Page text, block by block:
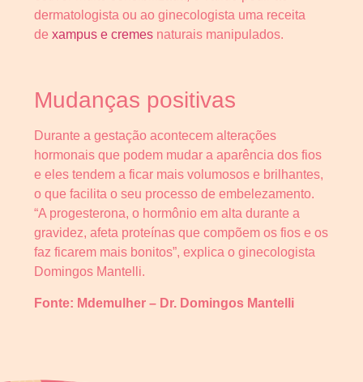
dermatologista ou ao ginecologista uma receita
de xampus e cremes naturais manipulados.
Mudanças positivas
Durante a gestação acontecem alterações
hormonais que podem mudar a aparência dos fios
e eles tendem a ficar mais volumosos e brilhantes,
o que facilita o seu processo de embelezamento.
“A progesterona, o hormônio em alta durante a
gravidez, afeta proteínas que compõem os fios e os
faz ficarem mais bonitos”, explica o ginecologista
Domingos Mantelli.
Fonte: Mdemulher – Dr. Domingos Mantelli